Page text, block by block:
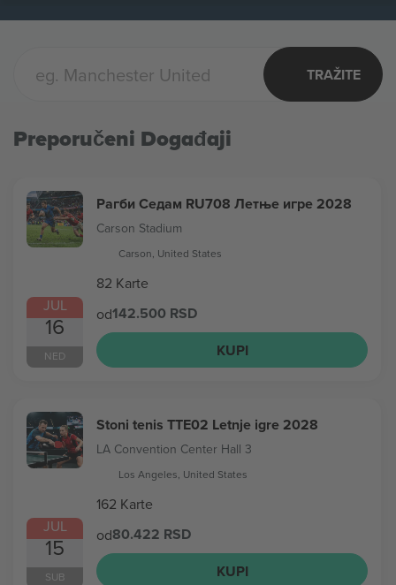
TRAŽITE
Preporučeni Događaji
JUL
16
NED
Рагби Седам RU708 Летње игре 2028
Carson Stadium
Carson, United States
82 Karte
od142.500 RSD
KUPI
JUL
15
SUB
Stoni tenis TTE02 Letnje igre 2028
LA Convention Center Hall 3
Los Angeles, United States
162 Karte
od80.422 RSD
KUPI